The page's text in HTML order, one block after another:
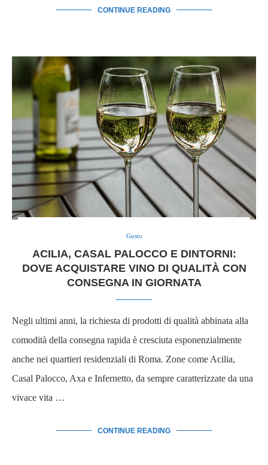
CONTINUE READING
Gusto
ACILIA, CASAL PALOCCO E DINTORNI:
DOVE ACQUISTARE VINO DI QUALITÀ CON
CONSEGNA IN GIORNATA
Negli ultimi anni, la richiesta di prodotti di qualità abbinata alla
comodità della consegna rapida è cresciuta esponenzialmente
anche nei quartieri residenziali di Roma. Zone come Acilia,
Casal Palocco, Axa e Infernetto, da sempre caratterizzate da una
vivace vita …
CONTINUE READING